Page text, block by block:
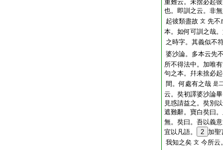
重難云。未捨必起
也。即訓之云。非
起彼類盡故 文 先不
本。如何可訓之哉
之時字。其義似不
婆沙論。多本云先
所不得法中。加唯
句之本。幷未捨必
間。何處有之哉 是
云。奘初譯婆沙論
見惑請益之。奘別
遮難辭。寶白奘曰
無。奘曰。吾以義
宜以凡語。
2 加聖
我知之矣 文 今所云